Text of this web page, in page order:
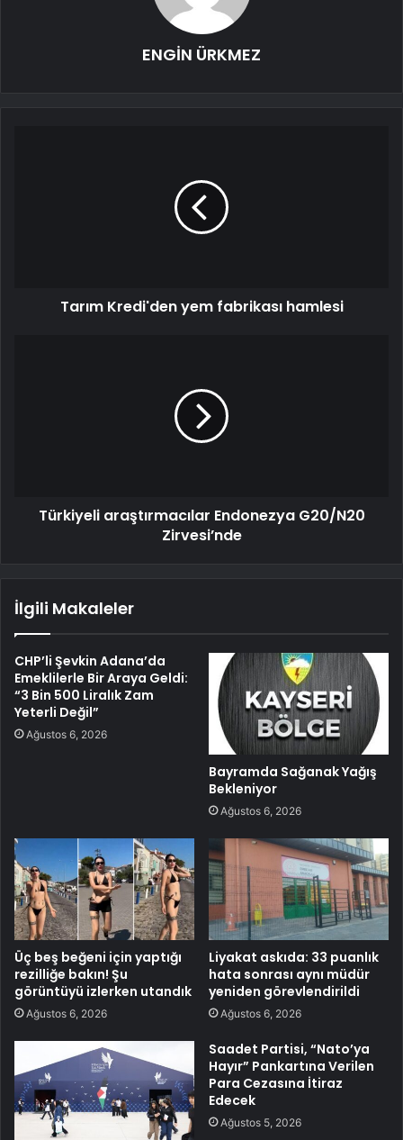
ENGİN ÜRKMEZ
Tarım Kredi'den yem fabrikası hamlesi
Türkiyeli araştırmacılar Endonezya G20/N20
Zirvesi’nde
İlgili Makaleler
CHP’li Şevkin Adana’da
Emeklilerle Bir Araya Geldi:
“3 Bin 500 Liralık Zam
Yeterli Değil”
Ağustos 6, 2026
Bayramda Sağanak Yağış
Bekleniyor
Ağustos 6, 2026
Üç beş beğeni için yaptığı
rezilliğe bakın! Şu
görüntüyü izlerken utandık
Ağustos 6, 2026
Liyakat askıda: 33 puanlık
hata sonrası aynı müdür
yeniden görevlendirildi
Ağustos 6, 2026
Saadet Partisi, “Nato’ya
Hayır” Pankartına Verilen
Para Cezasına İtiraz
Edecek
Ağustos 5, 2026